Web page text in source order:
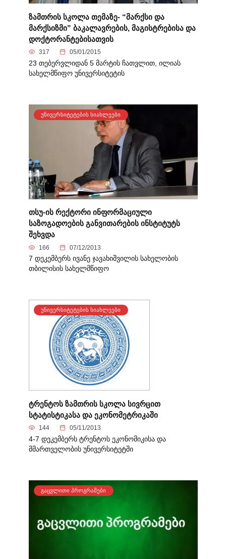
ზამთრის სკოლა თემაზე- “მარქსი და
მარქსიზმი” ბაკალავრების, მაგისტრებისა და
დოქტორანტებისათვის
317 05/01/2015
23 თებერვლიდან 5 მარტის ჩათვლით, ილიას
სახელმწიფო უნივერსიტეტის
ᲣᲜᲘᲕᲔᲠᲡᲘᲢᲔᲢᲔᲑᲘᲡ ᲡᲘᲐᲮᲚᲔᲔᲑᲘ
თსუ-ის რექტორი ინფორმაციული
საზოგადოების განვითარების ინსტიტუტს
შეხვდა
166 07/12/2013
7 დეკემბერს ივანე ჯავახიშვილის სახელობის
თბილისის სახელმწიფო
ᲣᲜᲘᲕᲔᲠᲡᲘᲢᲔᲢᲔᲑᲘᲡ ᲡᲘᲐᲮᲚᲔᲔᲑᲘ
ტრენტოს ზამთრის სკოლა სივრცით
სტატისტიკასა და ეკონომეტრიკაში
144 05/11/2013
4-7 დეკემბერს ტრენტოს ეკონომიკისა და
მმართველობის უნივერსიტეტში
ᲒᲐᲪᲕᲚᲘᲗᲘ ᲞᲠᲝᲒᲠᲐᲛᲔᲑᲘ